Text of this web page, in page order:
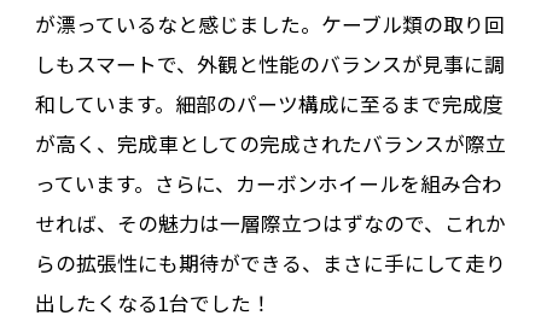
が漂っているなと感じました。ケーブル類の取り回
しもスマートで、外観と性能のバランスが見事に調
和しています。細部のパーツ構成に至るまで完成度
が高く、完成車としての完成されたバランスが際立
っています。さらに、カーボンホイールを組み合わ
せれば、その魅力は一層際立つはずなので、これか
らの拡張性にも期待ができる、まさに手にして走り
出したくなる1台でした！